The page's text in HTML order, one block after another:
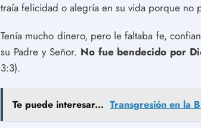
traía felicidad o alegría en su vida porque no
Tenía mucho dinero, pero le faltaba fe,
su Padre y Señor. No fue bendecido por
3:3).
Te puede interesar... Transgresión en la